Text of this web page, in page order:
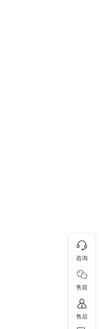
咨询
售前
售后